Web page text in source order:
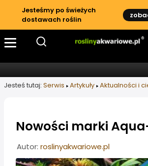
Jesteśmy po świeżych
dostawach roślin
Jesteś tutaj: Serwis Artykuły Aktualności i
Nowości marki
Informacje o artykule
Autor: roslinyakwariowe.pl